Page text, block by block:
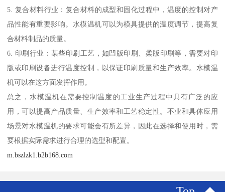
5. 复合材料行业：复合材料的成型和固化过程中，温度的控制对产
品性能有重要影响。水模温机可以为模具提供的温度调节，提高复
合材料制品的质量。
6. 印刷行业：某些印刷工艺，如凹版印刷、柔版印刷等，需要对印
版或印刷设备进行温度控制，以保证印刷质量和生产效率。水模温
机可以在这方面发挥作用。
总之，水模温机在需要控制温度的工业生产过程中具有广泛的应
用，可以提高产品质量、生产效率和工艺稳定性。不业和具体应用
场景对水模温机的要求可能会有所差异，因此在选择和使用时，需
要根据实际需求进行合理的选型和配置。
m.bszlzk1.b2b168.com